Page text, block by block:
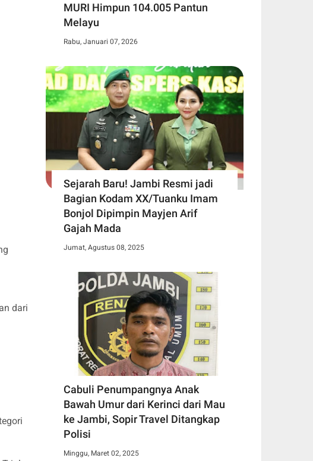
dari
MURI Himpun 104.005 Pantun
Melayu
Rabu, Januari 07, 2026
Sejarah Baru! Jambi Resmi jadi
Bagian Kodam XX/Tuanku Imam
Bonjol Dipimpin Mayjen Arif
Gajah Mada
Jumat, Agustus 08, 2025
Cabuli Penumpangnya Anak
Bawah Umur dari Kerinci dari Mau
ke Jambi, Sopir Travel Ditangkap
Polisi
Minggu, Maret 02, 2025